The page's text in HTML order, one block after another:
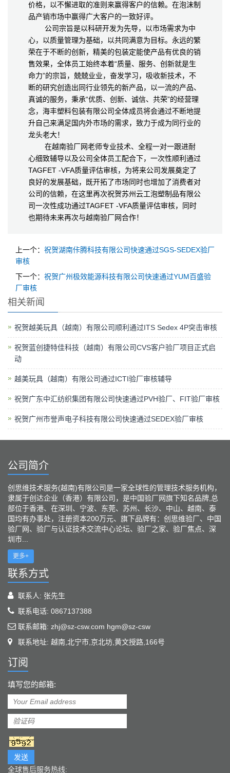
价格，以不懈进取的准则来赢得客户的信赖。在泡沫制
品产销市场中赢得广大客户的一致好评。
公司宗旨是以科研开发为先导，以市场需求为中
心，以质量管理为基础，以共同满意为目标。永远的繁
荣在于不断的创新，精美的包装定能使产品有优良的销
售效果，全体员工始终本着“质量、服务、创新就是生
命力”的宗旨，兢兢业业，奋发学习，吸收新技术，不
断的研究创造出同行业领先的新产品，以一流的产品、
真诚的服务，秉承“优质、创新、诚信、共荣”的经营理
念，海丰塑料包装有限公司全体成员将会通过不断地提
升自己来满足国内外市场的需求，致力于成为同行业的
龙头老大！
在越南验厂网老师专业技术、全程一对一跟进耐
心细致辅导以及公司全体员工配合下，一次性顺利通过
TAGFET -VFA质量评估审核，为将来公司发展奠定了
良好的发展基础，既开拓了市场同时也增加了消费者对
公司的信赖，在这里再次祝贺苏州云工泡塑制品有限公
司一次性成功通过TAGFET -VFA质量评估审核，同时
也期待未来再次与越南验厂网合作！
上一个： 祝贺湖南佧腾科技有限公司快速通过SGS-SEDEX验厂
审核
下一个： 祝贺广州极效能源科技有限公司快速通过YUM百盛验
厂审核
相关新闻
祝贺越美玩具（越南）有限公司顺利通过ITS Sedex 4P突击审核
祝贺蓝创捷特佳科技（越南）有限公司CVS客户验厂项目正式启
动
越美玩具（越南）有限公司通过ICTI验厂审核辅导
祝贺广东中汇纺织集团有限公司快速通过PVH验厂、FIT验厂审核
祝贺广州市誉声电子科技有限公司快速通过SEDEX验厂审核
公司简介
创思维技术服务(越南)有限公司是一家全球性的管理技术服务机构，
隶属于创达企业（香港）有限公司，是中国验厂网旗下知名品牌,总
部位于香港、在深圳、宁波、东莞、苏州、长沙、中山、越南、泰
国均有办事处，注册资本200万元、旗下品牌有：创思维验厂、中国
验厂网、验厂与认证技术交流中心论坛、验厂之家、验厂焦点、深
圳市...
更多+
联系方式
联系人: 张先生
联系电话: 0867137388
联系邮箱: zhj@sz-csw.com hgm@sz-csw
联系地址: 越南,北宁市,京北坊,黄文授路,166号
订阅
填写您的邮箱:
发送
全球售后服务热线: